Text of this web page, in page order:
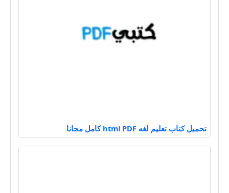
تحميل كتاب تعليم لغه html PDF كامل مجانا